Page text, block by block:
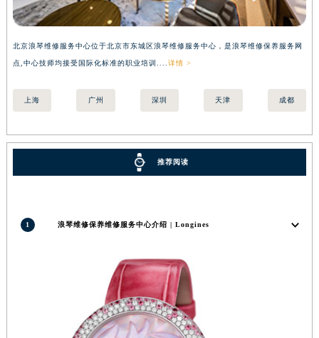
北京浪琴维修服务中心位于北京市东城区浪琴维修服务中心，是浪琴维修保养服务网
点,中心技师均接受国际化标准的职业培训.... 详情 >
上海 广州 深圳 天津 成都
推荐阅读
1 浪琴维修保养维修服务中心介绍 | Longines